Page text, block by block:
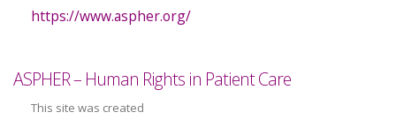
https://www.aspher.org/
ASPHER – Human Rights in Patient Care
This site was created